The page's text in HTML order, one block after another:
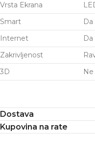
Vrsta Ekrana
Smart
Da
Internet
Da
Zakrivljenost
3D
Ne
Dostava
Kupovina na rate